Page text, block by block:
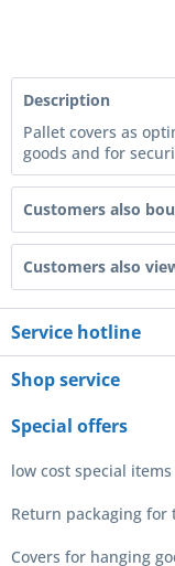
Description
Pallet covers as
goods and for
Customers also
Customers also
Service hotline
Shop service
Special offers
low cost special items
Return packaging for
Covers for hanging